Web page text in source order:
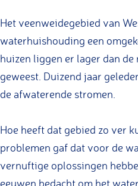
H
o
o
g
e
o
e
z
D
e
H
o
o
e
B
o
l
D
e
H
o
g
e
B
H
o
o
g
e
o
e
z
a
l
D
e
H
o
g
e
e
u
m
G
e
a
a
l
s
e
u
m
G
m
a
a
Het veenweidegebied van
waterhuishouding een
huizen liggen er lager dan
geweest. Duizend jaar
de afwaterende stromen.
Hoe heeft dat gebied zo ver
problemen gaf dat voor de
vernuftige oplossingen
eeuwen bedacht om het